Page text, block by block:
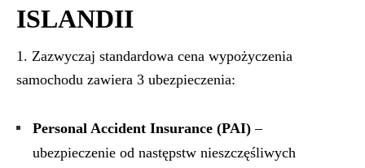
ISLANDII
1. Zazwyczaj standardowa cena wypożyczenia
samochodu zawiera 3 ubezpieczenia:
Personal Accident Insurance (PAI) –
ubezpieczenie od następstw nieszczęśliwych